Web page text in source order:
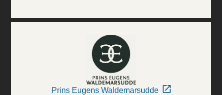
Prins Eugens Waldemarsudde